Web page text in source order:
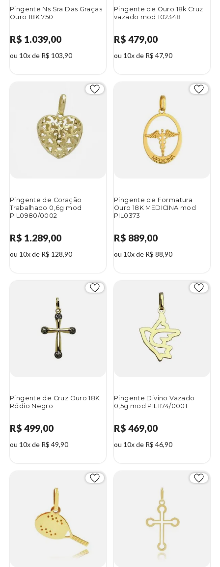
Pingente Ns Sra Das Graças
Ouro 18K 750
R$ 1.039,00
ou 10x de R$ 103,90
Pingente de Ouro 18k Cruz
vazado mod 102348
R$ 479,00
ou 10x de R$ 47,90
Pingente de Coração
Trabalhado 0,6g mod
PIL0980/0002
R$ 1.289,00
ou 10x de R$ 128,90
Pingente de Formatura
Ouro 18K MEDICINA mod
PIL0373
R$ 889,00
ou 10x de R$ 88,90
Pingente de Cruz Ouro 18K
Ródio Negro
R$ 499,00
ou 10x de R$ 49,90
Pingente Divino Vazado
0,5g mod PIL1174/0001
R$ 469,00
ou 10x de R$ 46,90